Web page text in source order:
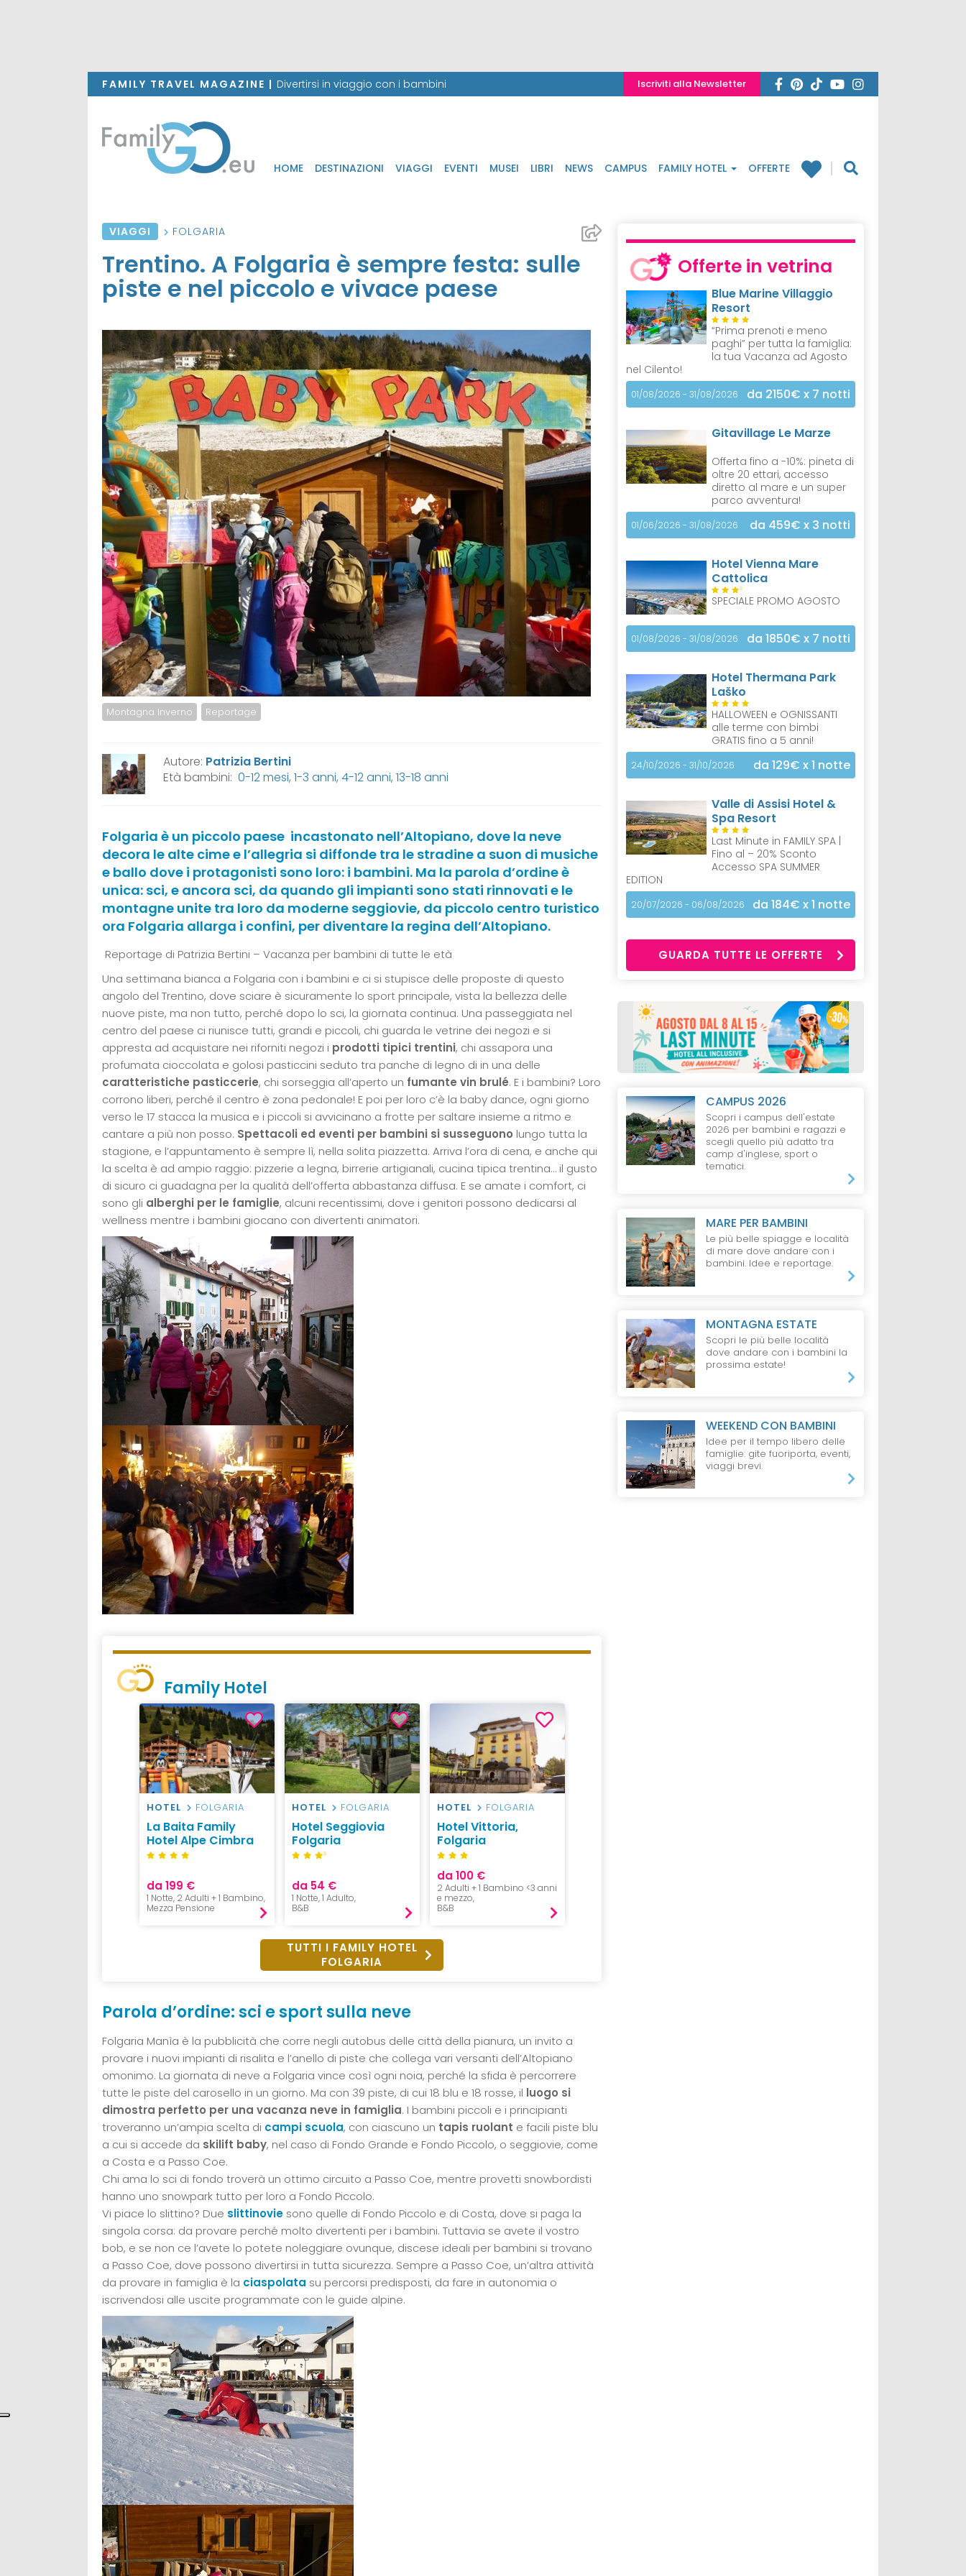
FAMILY TRAVEL MAGAZINE | Divertirsi in viaggio con i bambini Iscriviti alla Newsletter
HOME DESTINAZIONI VIAGGI EVENTI MUSEI LIBRI NEWS CAMPUS FAMILY HOTEL OFFERTE
VIAGGI FOLGARIA
Trentino. A Folgaria è sempre festa: sulle
piste e nel piccolo e vivace paese
Montagna Inverno Reportage
Autore: Patrizia Bertini
Età bambini: 0-12 mesi, 1-3 anni, 4-12 anni, 13-18 anni
Folgaria è un piccolo paese incastonato nell’Altopiano, dove la neve
decora le alte cime e l’allegria si diffonde tra le stradine a suon di musiche
e ballo dove i protagonisti sono loro: i bambini. Ma la parola d’ordine è
unica: sci, e ancora sci, da quando gli impianti sono stati rinnovati e le
montagne unite tra loro da moderne seggiovie, da piccolo centro turistico
ora Folgaria allarga i confini, per diventare la regina dell’Altopiano.
Reportage di Patrizia Bertini – Vacanza per bambini di tutte le età
Una settimana bianca a Folgaria con i bambini e ci si stupisce delle proposte di questo
angolo del Trentino, dove sciare è sicuramente lo sport principale, vista la bellezza delle
nuove piste, ma non tutto, perché dopo lo sci, la giornata continua. Una passeggiata nel
centro del paese ci riunisce tutti, grandi e piccoli, chi guarda le vetrine dei negozi e si
appresta ad acquistare nei riforniti negozi i prodotti tipici trentini, chi assapora una
profumata cioccolata e golosi pasticcini seduto tra panche di legno di in una delle
caratteristiche pasticcerie, chi sorseggia all’aperto un fumante vin brulé. E i bambini? Loro
corrono liberi, perché il centro è zona pedonale! E poi per loro c’è la baby dance, ogni giorno
verso le 17 stacca la musica e i piccoli si avvicinano a frotte per saltare insieme a ritmo e
cantare a più non posso. Spettacoli ed eventi per bambini si susseguono lungo tutta la
stagione, e l’appuntamento è sempre lì, nella solita piazzetta. Arriva l’ora di cena, e anche qui
la scelta è ad ampio raggio: pizzerie a legna, birrerie artigianali, cucina tipica trentina… il gusto
di sicuro ci guadagna per la qualità dell’offerta abbastanza diffusa. E se amate i comfort, ci
sono gli alberghi per le famiglie, alcuni recentissimi, dove i genitori possono dedicarsi al
wellness mentre i bambini giocano con divertenti animatori.
Family Hotel
HOTEL FOLGARIA
La Baita Family
Hotel Alpe Cimbra
da 199 €
1 Notte, 2 Adulti + 1 Bambino,
Mezza Pensione
HOTEL FOLGARIA
Hotel Seggiovia
Folgaria
S
da 54 €
1 Notte, 1 Adulto,
B&B
HOTEL FOLGARIA
Hotel Vittoria,
Folgaria
da 100 €
2 Adulti + 1 Bambino <3 anni
e mezzo,
B&B
TUTTI I FAMILY HOTEL
FOLGARIA
Parola d’ordine: sci e sport sulla neve
Folgaria Manìa è la pubblicità che corre negli autobus delle città della pianura, un invito a
provare i nuovi impianti di risalita e l’anello di piste che collega vari versanti dell’Altopiano
omonimo. La giornata di neve a Folgaria vince così ogni noia, perché la sfida è percorrere
tutte le piste del carosello in un giorno. Ma con 39 piste, di cui 18 blu e 18 rosse, il luogo si
dimostra perfetto per una vacanza neve in famiglia. I bambini piccoli e i principianti
troveranno un’ampia scelta di campi scuola, con ciascuno un tapis ruolant e facili piste blu
a cui si accede da skilift baby, nel caso di Fondo Grande e Fondo Piccolo, o seggiovie, come
a Costa e a Passo Coe.
Chi ama lo sci di fondo troverà un ottimo circuito a Passo Coe, mentre provetti snowbordisti
hanno uno snowpark tutto per loro a Fondo Piccolo.
Vi piace lo slittino? Due slittinovie sono quelle di Fondo Piccolo e di Costa, dove si paga la
singola corsa: da provare perché molto divertenti per i bambini. Tuttavia se avete il vostro
bob, e se non ce l’avete lo potete noleggiare ovunque, discese ideali per bambini si trovano
a Passo Coe, dove possono divertirsi in tutta sicurezza. Sempre a Passo Coe, un’altra attività
da provare in famiglia è la ciaspolata su percorsi predisposti, da fare in autonomia o
iscrivendosi alle uscite programmate con le guide alpine.
Offerte in vetrina
Blue Marine Villaggio
Resort
“Prima prenoti e meno
paghi” per tutta la famiglia:
la tua Vacanza ad Agosto
nel Cilento!
01/08/2026 - 31/08/2026 da 2150€ x 7 notti
Gitavillage Le Marze
Offerta fino a -10%: pineta di
oltre 20 ettari, accesso
diretto al mare e un super
parco avventura!
01/06/2026 - 31/08/2026 da 459€ x 3 notti
Hotel Vienna Mare
Cattolica
S
SPECIALE PROMO AGOSTO
01/08/2026 - 31/08/2026 da 1850€ x 7 notti
Hotel Thermana Park
Laško
HALLOWEEN e OGNISSANTI
alle terme con bimbi
GRATIS fino a 5 anni!
24/10/2026 - 31/10/2026 da 129€ x 1 notte
Valle di Assisi Hotel &
Spa Resort
Last Minute in FAMILY SPA |
Fino al – 20% Sconto
Accesso SPA SUMMER
EDITION
20/07/2026 - 06/08/2026 da 184€ x 1 notte
GUARDA TUTTE LE OFFERTE
CAMPUS 2026
Scopri i campus dell'estate
2026 per bambini e ragazzi e
scegli quello più adatto tra
camp d'inglese, sport o
tematici.
MARE PER BAMBINI
Le più belle spiagge e località
di mare dove andare con i
bambini. Idee e reportage.
MONTAGNA ESTATE
Scopri le più belle località
dove andare con i bambini la
prossima estate!
WEEKEND CON BAMBINI
Idee per il tempo libero delle
famiglie: gite fuoriporta, eventi,
viaggi brevi.